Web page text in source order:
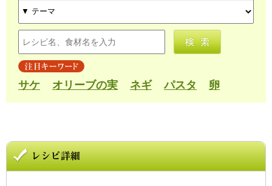
サケ オリーブの実 ネギ パスタ 卵